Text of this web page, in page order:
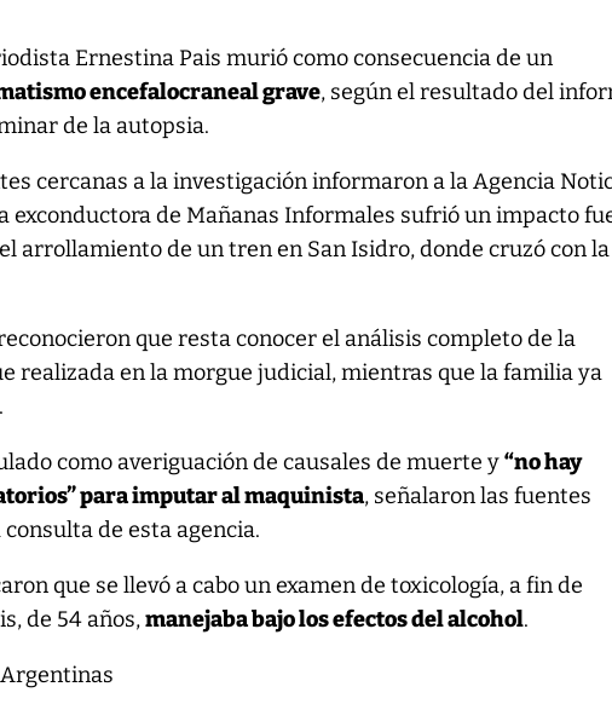
Ernestina Pais murió como consecuencia de un
encefalocraneal grave, según el resultado del
de la autopsia.
cercanas a la investigación informaron a la Agencia
exconductora de Mañanas Informales sufrió un impacto
arrollamiento de un tren en San Isidro, donde cruzó con la
que resta conocer el análisis completo de la
realizada en la morgue judicial, mientras que la familia ya
como averiguación de causales de muerte y“no hay
para imputar al maquinista, señalaron las fuentes
de esta agencia.
que se llevó a cabo un examen de toxicología, a fin de
de 54 años,manejaba bajo los efectos del alcohol.